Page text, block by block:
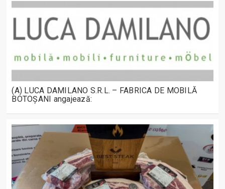
(A) LUCA DAMILANO S.R.L. – FABRICA DE MOBILĂ
BOTOȘANI angajează: